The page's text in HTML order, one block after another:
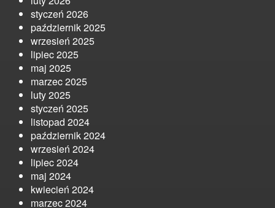
styczeń 2026
październik 2025
wrzesień 2025
lipiec 2025
maj 2025
marzec 2025
luty 2025
styczeń 2025
listopad 2024
październik 2024
wrzesień 2024
lipiec 2024
maj 2024
kwiecień 2024
marzec 2024